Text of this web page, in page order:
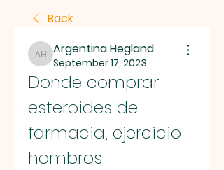
Back
Argentina Hegland
Argentina Hegland
September 17, 2023
Donde comprar
esteroides de
farmacia, ejercicio
hombros